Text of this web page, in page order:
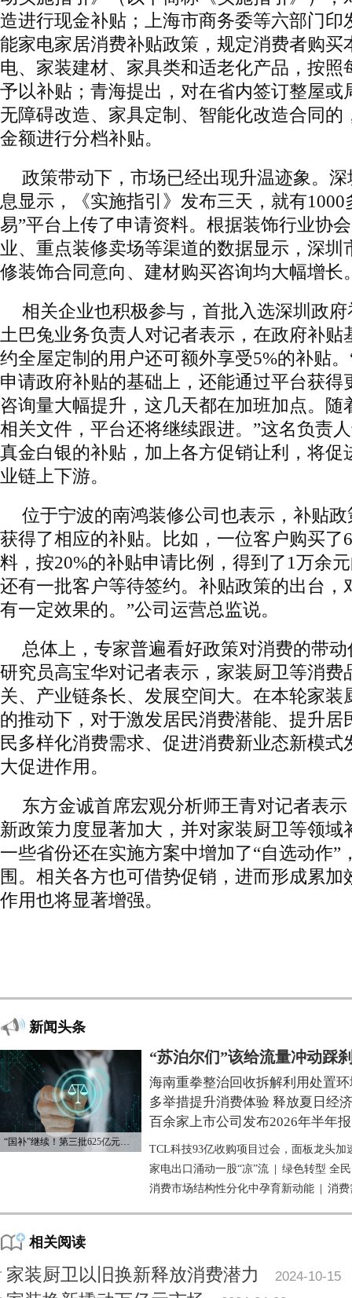
造进行现金补贴；上海市商务委等六部门印
能家电家居消费补贴政策，规定消费者购买
电、家装建材、家具类和适老化产品，按照
予以补贴；青海提出，对在省内签订整屋或
无障碍改造、家具定制、智能化改造合同的
金额进行分档补贴。
政策带动下，市场已经出现升温迹象。
息显示，《实施指引》发布三天，就有1000
易”平台上传了申请资料。根据装饰行业协
业、重点装修卖场等渠道的数据显示，深圳
修装饰合同意向、建材购买咨询均大幅增长
相关企业也积极参与，首批入选深圳政
土巴兔业务负责人对记者表示，在政府补贴
约全屋定制的用户还可额外享受5%的补贴
申请政府补贴的基础上，还能通过平台获得
咨询量大幅提升，这几天都在加班加点。随
相关文件，平台还将继续跟进。”这名负责
真金白银的补贴，加上各方促销让利，将促
业链上下游。
位于宁波的南鸿装修公司也表示，补贴
获得了相应的补贴。比如，一位客户购买了
料，按20%的补贴申请比例，得到了1万余
还有一批客户等待签约。补贴政策的出台，
有一定效果的。”公司运营总监说。
总体上，专家普遍看好政策对消费的带
研究员高宝华对记者表示，家装厨卫等消费
关、产业链条长、发展空间大。在本轮家装
的推动下，对于激发居民消费潜能、提升居
民多样化消费需求、促进消费新业态新模式
大促进作用。
东方金诚首席宏观分析师王青对记者表
新政策力度显著加大，并对家装厨卫等领域
一些省份还在实施方案中增加了“自选动作”
围。相关各方也可借势促销，进而形成累加
作用也将显著增强。
新闻头条
“国补”继续！第三批625亿元资金已下达
“苏泊尔们”该给流量冲动踩
海南重拳整治回收拆解利用处置
多举措提升消费体验 释放夏日经
百余家上市公司发布2026年半年报
TCL科技93亿收购项目过会，面板龙头加
家电出口涌动一股“凉”流
绿色转型 全
消费市场结构性分化中孕育新动能
消费
相关阅读
家装厨卫以旧换新释放消费潜力 2024-10-15